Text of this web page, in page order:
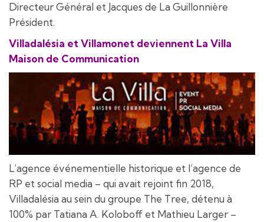
Directeur Général et Jacques de La Guillonnière
Président.
Villadalésia et Villamonet deviennent La Villa
Maison de Communication
L’agence événementielle historique et l’agence de
RP et social media – qui avait rejoint fin 2018,
Villadalésia au sein du groupe The Tree, détenu à
100% par Tatiana A. Koloboff et Mathieu Larger –